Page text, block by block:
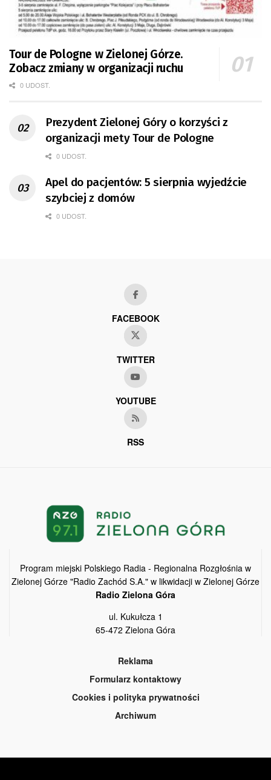
Tour de Pologne w Zielonej Górze.
Zobacz zmiany w organizacji ruchu
0 UDOST.
Prezydent Zielonej Góry o korzyści z
organizacji mety Tour de Pologne
0 UDOST.
Apel do pacjentów: 5 sierpnia wyjedźcie
szybciej z domów
0 UDOST.
FACEBOOK
TWITTER
YOUTUBE
RSS
Program miejski Polskiego Radia - Regionalna Rozgłośnia w
Zielonej Górze "Radio Zachód S.A." w likwidacji w Zielonej Górze
Radio Zielona Góra
ul. Kukułcza 1
65-472 Zielona Góra
Reklama
Formularz kontaktowy
Cookies i polityka prywatności
Archiwum